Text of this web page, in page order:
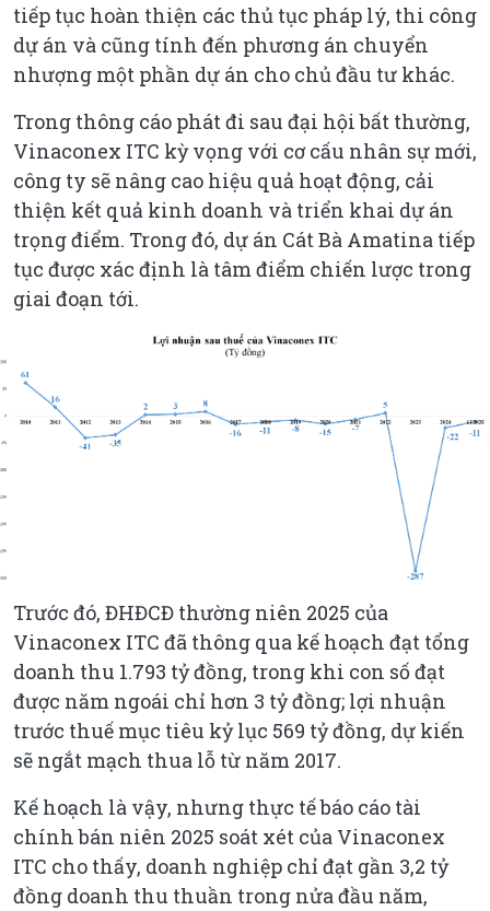
tiếp tục hoàn thiện các thủ tục pháp lý, thi công
dự án và cũng tính đến phương án chuyển
nhượng một phần dự án cho chủ đầu tư khác.
Trong thông cáo phát đi sau đại hội bất thường,
Vinaconex ITC kỳ vọng với cơ cấu nhân sự mới,
công ty sẽ nâng cao hiệu quả hoạt động, cải
thiện kết quả kinh doanh và triển khai dự án
trọng điểm. Trong đó, dự án Cát Bà Amatina tiếp
tục được xác định là tâm điểm chiến lược trong
giai đoạn tới.
Trước đó, ĐHĐCĐ thường niên 2025 của
Vinaconex ITC đã thông qua kế hoạch đạt tổng
doanh thu 1.793 tỷ đồng, trong khi con số đạt
được năm ngoái chỉ hơn 3 tỷ đồng; lợi nhuận
trước thuế mục tiêu kỷ lục 569 tỷ đồng, dự kiến
sẽ ngắt mạch thua lỗ từ năm 2017.
Kế hoạch là vậy, nhưng thực tế báo cáo tài
chính bán niên 2025 soát xét của Vinaconex
ITC cho thấy, doanh nghiệp chỉ đạt gần 3,2 tỷ
đồng doanh thu thuần trong nửa đầu năm,